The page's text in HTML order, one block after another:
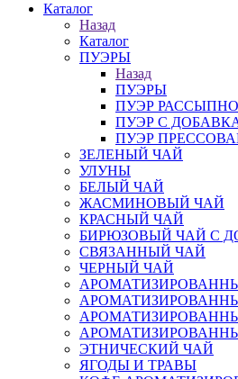
Каталог
Назад
Каталог
ПУЭРЫ
Назад
ПУЭРЫ
ПУЭР
ПУЭР С
ПУЭР
ЗЕЛЕНЫЙ ЧАЙ
УЛУНЫ
БЕЛЫЙ ЧАЙ
ЖАСМИНОВЫЙ ЧАЙ
КРАСНЫЙ ЧАЙ
БИРЮЗОВЫЙ ЧАЙ С
СВЯЗАННЫЙ ЧАЙ
ЧЕРНЫЙ ЧАЙ
ЭТНИЧЕСКИЙ ЧАЙ
ЯГОДЫ И ТРАВЫ